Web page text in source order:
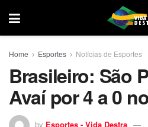
Home Esportes Notícias de Esportes
Brasileiro: São
Avaí por 4 a 0
by Esportes - Vida Destra